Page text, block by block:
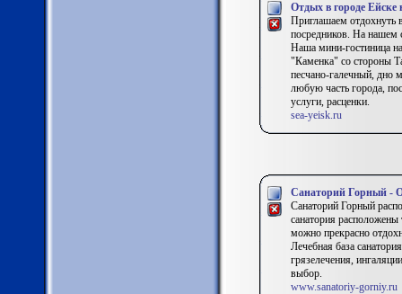
Отдых в городе Ейске
Приглашаем отдохнуть
посредников. На нашем
Наша мини-гостиница
"Каменка" со стороны
песчано-галечный, дно
любую часть города,
услуги, расценки.
sea-yeisk.ru
Санаторий Горный -
Санаторий Горный
санатория
можно прекрасно
Лечебная база
грязелечения,
выбор.
www.sanatoriy-gorniy.ru